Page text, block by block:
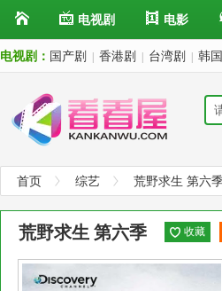
电视剧 电影
电视剧： 国产剧 香港剧 台湾剧 韩
首页 综艺 荒野求生 第六
荒野求生 第六季 收藏